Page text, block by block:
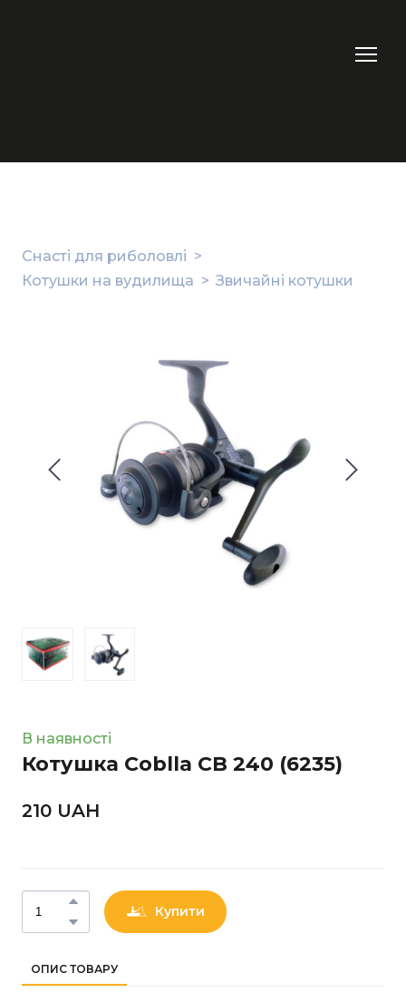
Снасті для риболовлі
Котушки на вудилища
Звичайні котушки
В наявності
Котушка Coblla CB 240 (6235)
210 UAН
Купити
ОПИС ТОВАРУ